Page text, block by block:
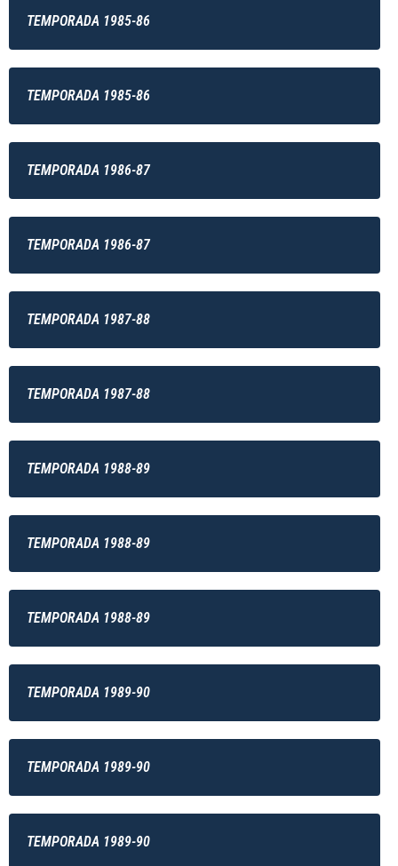
TEMPORADA 1985-86
TEMPORADA 1985-86
TEMPORADA 1986-87
TEMPORADA 1986-87
TEMPORADA 1987-88
TEMPORADA 1987-88
TEMPORADA 1988-89
TEMPORADA 1988-89
TEMPORADA 1988-89
TEMPORADA 1989-90
TEMPORADA 1989-90
TEMPORADA 1989-90